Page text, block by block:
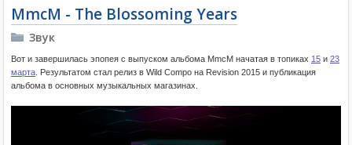
MmcM - The Blossoming Years
Звук
Вот и завершилась эпопея с выпуском альбома MmcM начатая в топиках 15 и 23
марта . Результатом стал релиз в Wild Compo на Revision 2015 и публикация
альбома в основных музыкальных магазинах.